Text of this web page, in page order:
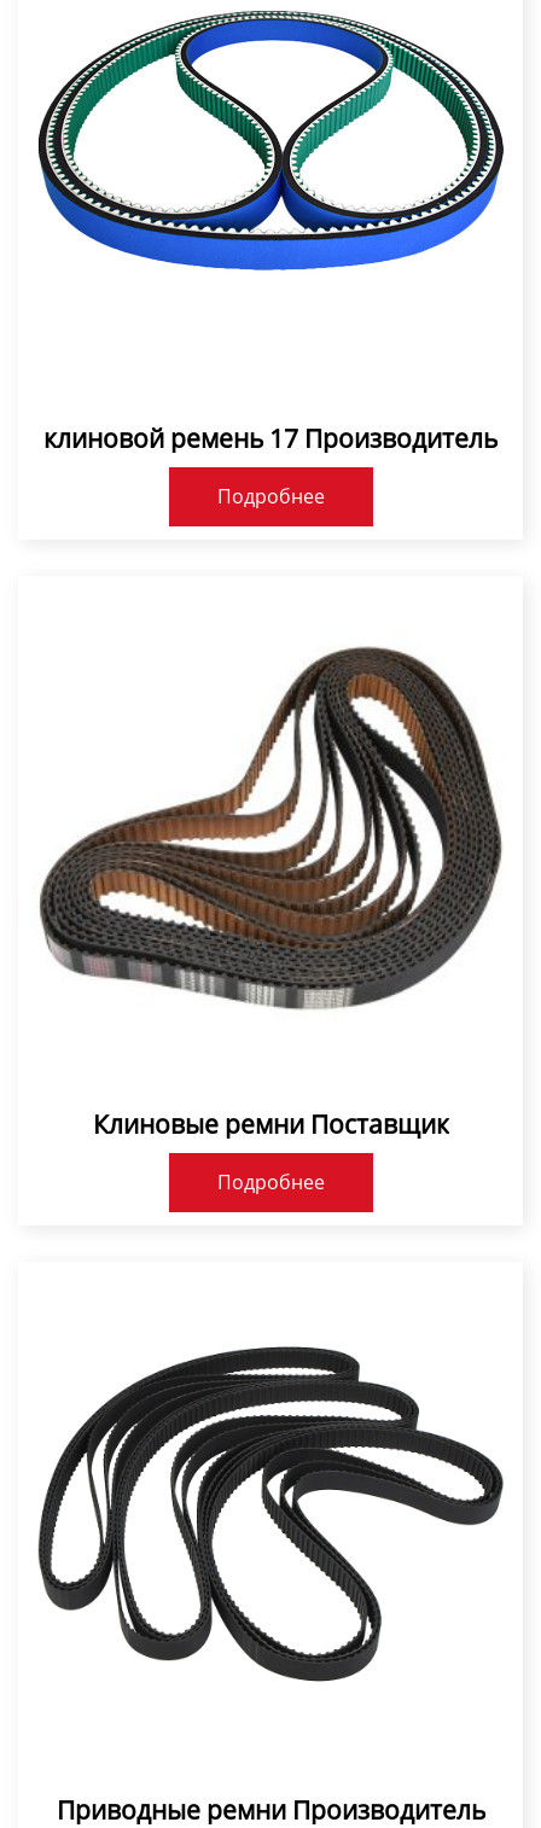
клиновой ремень 17 Производитель
Подробнее
Клиновые ремни Поставщик
Подробнее
Приводные ремни Производитель